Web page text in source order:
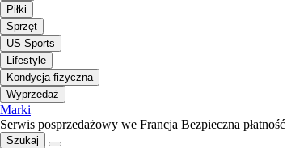
Piłki
Sprzęt
US Sports
Lifestyle
Kondycja fizyczna
Wyprzedaż
Marki
Serwis posprzedażowy we Francja Bezpieczna płatność
Szukaj